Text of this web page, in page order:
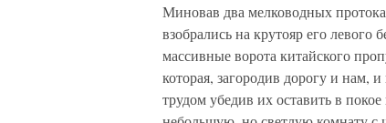
Миновав два мелководных
взобрались на крутояр его левого
массивные ворота китайского
которая, загородив дорогу и нам,
трудом убедив их оставить в